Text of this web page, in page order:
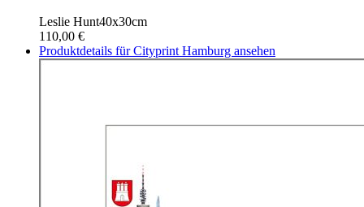
Leslie Hunt40x30cm
110,00 €
Produktdetails für Cityprint Hamburg ansehen